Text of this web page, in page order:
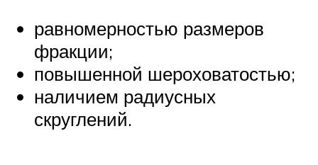
равномерностью размеров
фракции;
повышенной шероховатостью;
наличием радиусных
скруглений.